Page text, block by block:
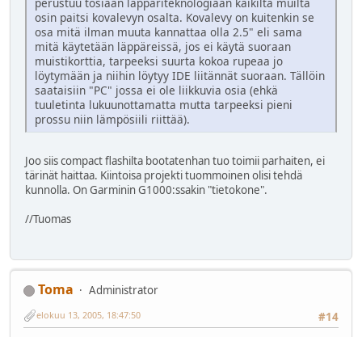
osin paitsi kovalevyn osalta. Kovalevy on kuitenkin se
osa mitä ilman muuta kannattaa olla 2.5" eli sama
mitä käytetään läppäreissä, jos ei käytä suoraan
muistikorttia, tarpeeksi suurta kokoa rupeaa jo
löytymään ja niihin löytyy IDE liitännät suoraan. Tällöin
saataisiin "PC" jossa ei ole liikkuvia osia (ehkä
tuuletinta lukuunottamatta mutta tarpeeksi pieni
prossu niin lämpösiili riittää).
Joo siis compact flashilta bootatenhan tuo toimii parhaiten, ei
tärinät haittaa. Kiintoisa projekti tuommoinen olisi tehdä
kunnolla. On Garminin G1000:ssakin "tietokone".
//Tuomas
Toma
Administrator
#14
elokuu 13, 2005, 18:47:50